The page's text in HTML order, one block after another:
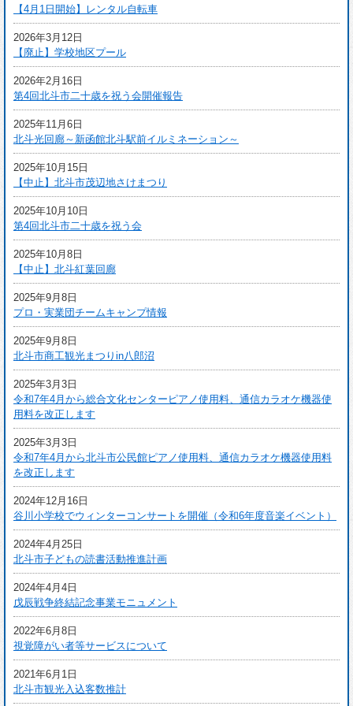
【4月1日開始】レンタル自転車
2026年3月12日
【廃止】学校地区プール
2026年2月16日
第4回北斗市二十歳を祝う会開催報告
2025年11月6日
北斗光回廊～新函館北斗駅前イルミネーション～
2025年10月15日
【中止】北斗市茂辺地さけまつり
2025年10月10日
第4回北斗市二十歳を祝う会
2025年10月8日
【中止】北斗紅葉回廊
2025年9月8日
プロ・実業団チームキャンプ情報
2025年9月8日
北斗市商工観光まつりin八郎沼
2025年3月3日
令和7年4月から総合文化センターピアノ使用料、通信カラオケ機器使
用料を改正します
2025年3月3日
令和7年4月から北斗市公民館ピアノ使用料、通信カラオケ機器使用料
を改正します
2024年12月16日
谷川小学校でウィンターコンサートを開催（令和6年度音楽イベント）
2024年4月25日
北斗市子どもの読書活動推進計画
2024年4月4日
戊辰戦争終結記念事業モニュメント
2022年6月8日
視覚障がい者等サービスについて
2021年6月1日
北斗市観光入込客数推計